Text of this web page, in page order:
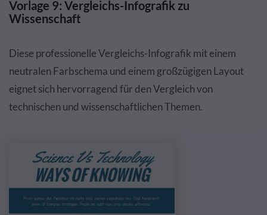
Vorlage 9: Vergleichs-Infografik zu
Wissenschaft
Diese professionelle Vergleichs-Infografik mit einem
neutralen Farbschema und einem großzügigen Layout
eignet sich hervorragend für den Vergleich von
technischen und wissenschaftlichen Themen.